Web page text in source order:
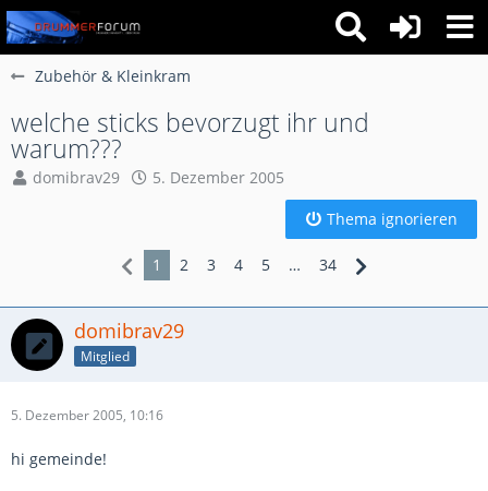
Zubehör & Kleinkram
welche sticks bevorzugt ihr und
warum???
domibrav29
5. Dezember 2005
Thema ignorieren
1 2 3 4 5 … 34
domibrav29
Mitglied
5. Dezember 2005, 10:16
hi gemeinde!